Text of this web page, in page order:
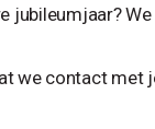
we contact met